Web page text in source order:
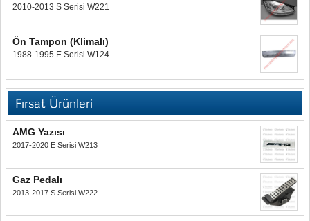
2010-2013 S Serisi W221
Ön Tampon (Klimalı)
1988-1995 E Serisi W124
Fırsat Ürünleri
AMG Yazısı
2017-2020 E Serisi W213
Gaz Pedalı
2013-2017 S Serisi W222